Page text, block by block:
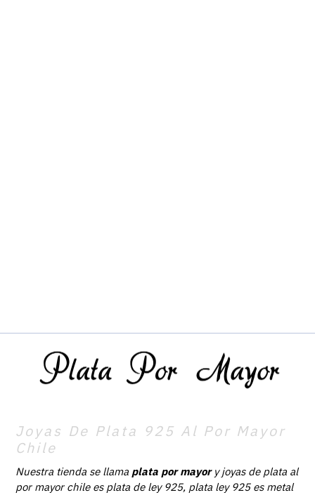
Joyas De Plata 925 Al Por Mayor
Chile
Nuestra tienda se llama plata por mayory joyas de plata al
por mayor chile es plata de ley 925, plata ley 925 es metal